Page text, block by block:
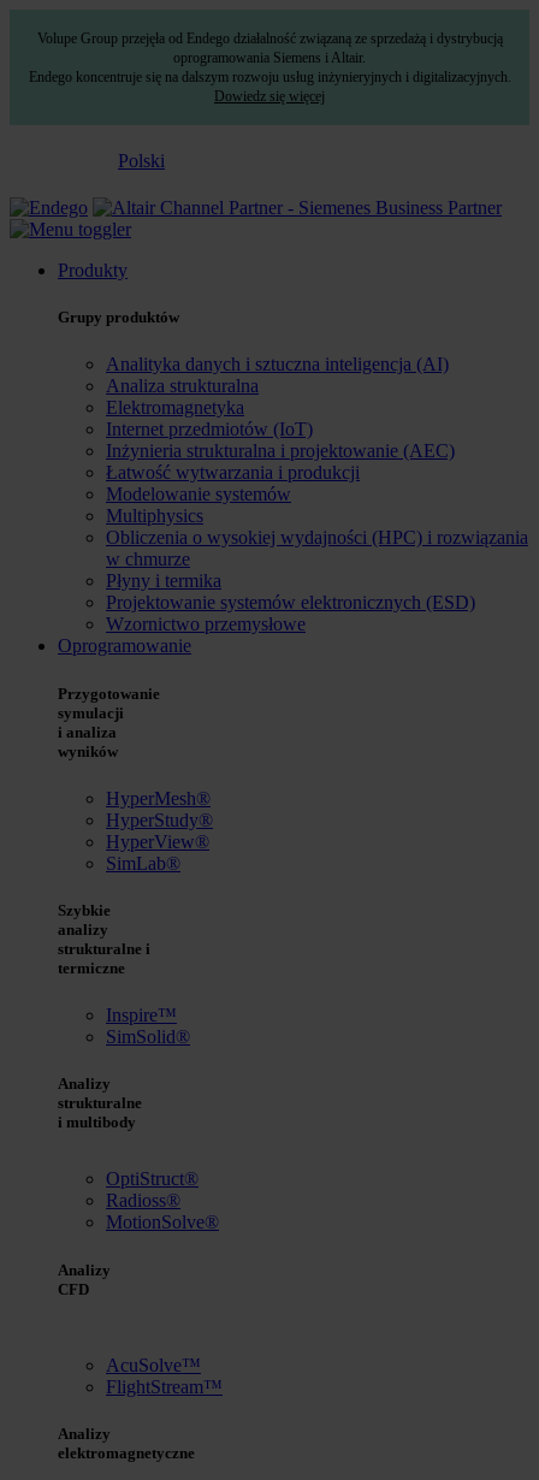
Volupe Group przejęła od Endego działalność związaną ze sprzedażą i dystrybucją
oprogramowania Siemens i Altair.
Endego koncentruje się na dalszym rozwoju usług inżynieryjnych i digitalizacyjnych.
Dowiedz się więcej
Polski
Produkty
Grupy produktów
Analityka danych i sztuczna inteligencja (AI)
Analiza strukturalna
Elektromagnetyka
Internet przedmiotów (IoT)
Inżynieria strukturalna i projektowanie (AEC)
Łatwość wytwarzania i produkcji
Modelowanie systemów
Multiphysics
Obliczenia o wysokiej wydajności (HPC) i rozwiązania
w chmurze
Płyny i termika
Projektowanie systemów elektronicznych (ESD)
Wzornictwo przemysłowe
Oprogramowanie
Przygotowanie
symulacji
i analiza
wyników
HyperMesh®
HyperStudy®
HyperView®
SimLab®
Szybkie
analizy
strukturalne i
termiczne
Inspire™
SimSolid®
Analizy
strukturalne
i multibody
OptiStruct®
Radioss®
MotionSolve®
Analizy
CFD
AcuSolve™
FlightStream™
Analizy
elektromagnetyczne